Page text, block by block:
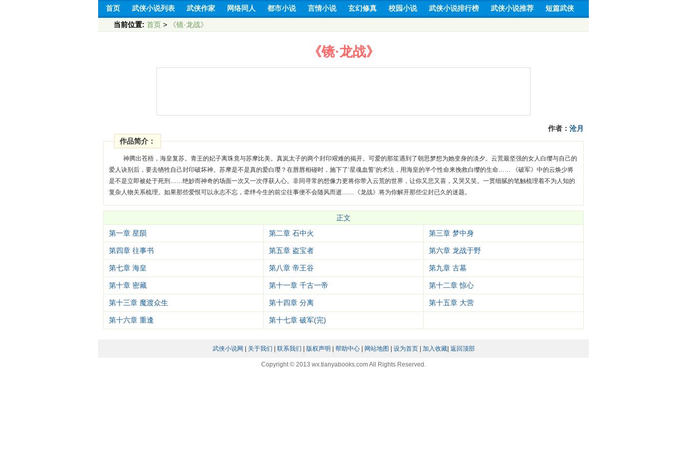
首页 武侠小说列表 武侠作家 网络同人 都市小说 言情小说 玄幻修真 校园小说 武侠小说排行榜 武侠小说推荐 短篇武侠
当前位置: 首页 > 《镜·龙战》
《镜·龙战》
作者： 沧月
作品简介：
神腾出苍梧，海皇复苏。青王的妃子离珠竟与苏摩比美。真岚太子的两个封印艰难的揭开。可爱的那笙遇到了朝思梦想为她变身的淡夕。云荒最坚强的女人白缨与自己的
爱人诀别后，要去牺牲自己封印破坏神。苏摩是不是真的爱白璎？在唇唇相碰时，施下了‘星魂血誓’的术法，用海皇的半个性命来挽救白缨的生命…… 《破军》中的云焕少将
是不是立即被处于死刑……绝妙而神奇的场面一次又一次俘获人心。非同寻常的想像力更将你带入云荒的世界，让你又悲又喜，又哭又笑。一贯细腻的笔触梳理着不为人知的
复杂人物关系梳理。如果那些爱恨可以永志不忘，牵绊今生的前尘往事便不会随风而逝……《龙战》将为你解开那些尘封已久的迷题。
正文
第一章 星陨
第二章 石中火 第三章 梦中身
第四章 往事书 第五章 盗宝者 第六章 龙战于野
第七章 海皇 第八章 帝王谷 第九章 古墓
第十章 密藏 第十一章 千古一帝 第十二章 惊心
第十三章 魔渡众生 第十四章 分离 第十五章 大营
第十六章 重逢 第十七章 破军(完)
武侠小说网 关于我们 联系我们 版权声明 帮助中心| 网站地图 设为首页| 加入收藏| 返回顶部
Copyright © 2013 wx.tianyabooks.com All Rights Reserved.